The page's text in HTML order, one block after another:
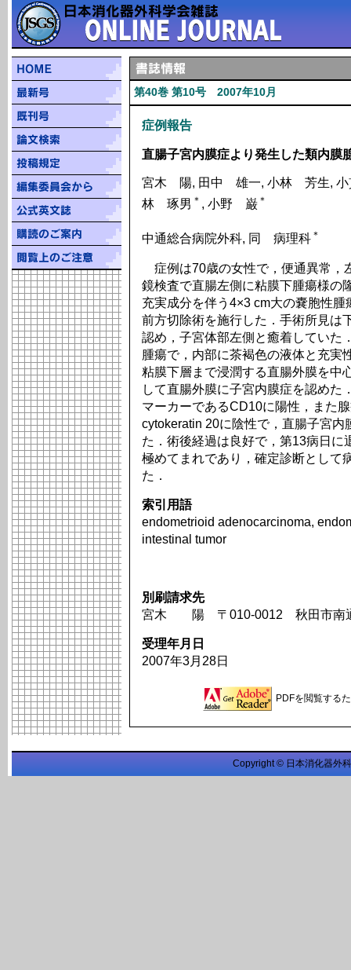
第40巻 第10号 2007年10月
症例報告
直腸子宮内膜症より発生した類内膜
宮木 陽, 田中 雄一, 小林 芳生,
林 琢男 ＊ , 小野 巌 ＊
中通総合病院外科, 同 病理科 ＊
症例は70歳の女性で，便通異常，
鏡検査で直腸左側に粘膜下腫瘍様の
充実成分を伴う4×3 cm大の嚢胞性
前方切除術を施行した．手術所見は
認め，子宮体部左側と癒着していた
腫瘍で，内部に茶褐色の液体と充実
粘膜下層まで浸潤する直腸外膜を中
して直腸外膜に子宮内膜症を認めた
マーカーであるCD10に陽性，また
cytokeratin 20に陰性で，直腸子宮
た．術後経過は良好で，第13病日
極めてまれであり，確定診断として
た．
索引用語
endometrioid adenocarcinoma,
intestinal tumor
別刷請求先
宮木 陽 〒010-0012 秋田市南通
受理年月日
2007年3月28日
PDFを閲覧する
Copyright © 日本消化器外